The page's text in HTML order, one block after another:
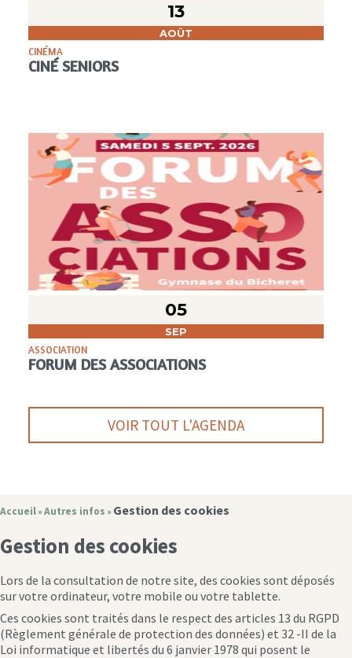
13
AOÛT
CINÉMA
CINÉ SENIORS
05
SEP
ASSOCIATION
FORUM DES ASSOCIATIONS
VOIR TOUT L'AGENDA
Accueil » Autres infos » Gestion des cookies
Gestion des cookies
Lors de la consultation de notre site, des cookies sont déposés
sur votre ordinateur, votre mobile ou votre tablette.
Ces cookies sont traités dans le respect des articles 13 du RGPD
(Règlement générale de protection des données) et 32 -II de la
Loi informatique et libertés du 6 janvier 1978 qui posent le